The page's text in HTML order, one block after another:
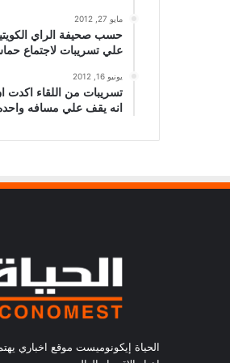
مايو 27, 2012
حسب صحيفة الراي
علي تسريبات لاجتماع
يونيو 16, 2012
تسريبات من اللقاء
انه يقف علي مسافه
الحياة إيكونوميست موقع اخباري